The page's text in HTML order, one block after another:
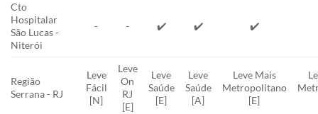
Cto
Hospitalar
São Lucas -
Niterói
- - ✔️ ✔️ ✔️
Região
Serrana - RJ
Leve
Fácil
[N]
Leve
On
RJ
[E]
Leve
Saúde
[E]
Leve
Saúde
[A]
Leve Mais
Metropolitano
[E]